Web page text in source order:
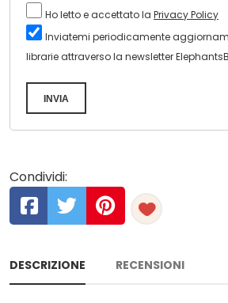
Ho letto e accettato la Privacy Policy
Inviatemi periodicamente
librarie attraverso la newsletter
INVIA
Condividi:
DESCRIZIONE RECENSIONI